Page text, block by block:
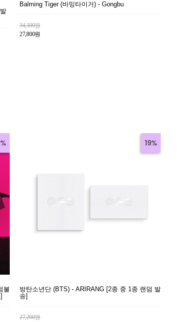
Balming Tiger (바밍타이거) - Gongbu
34,300원
27,800원
불
19%
방탄소년단 (BTS) - ARIRANG [2종 중 1종 랜덤 발
송]
27,200원